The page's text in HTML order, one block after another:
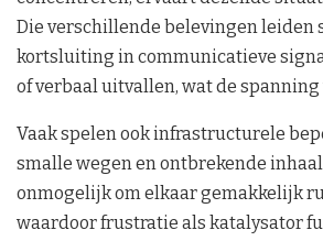
Die verschillende belevingen leiden
kortsluiting in communicatieve
of verbaal uitvallen, wat de
Vaak spelen ook infrastructurele
smalle wegen en ontbrekende
onmogelijk om elkaar gemakkelijk
waardoor frustratie als katalysator